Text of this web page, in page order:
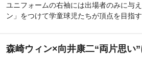
ユニフォームの右袖には出場者のみに与
ン」をつけて学童球児たちが頂点を目指す
森崎ウィン×向井康二“両片思い